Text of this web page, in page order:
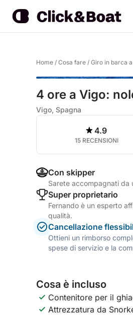
Home / Cosa fare / Giro in barca
4 ore a Vigo:
Vigo, Spagna
4.9
15 RECENSIONI
Con skipper
Sarete accompagnati da
Super proprietario
Fernando è un esperto
qualità.
Cancellazione
Ottieni un rimborso
spese di servizio e la
Cosa è incluso
Contenitore per il
Attrezzatura da